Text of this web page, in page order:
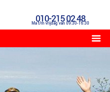
010-215 02 48
Ma t/m vrijdag van 09:30-16:30